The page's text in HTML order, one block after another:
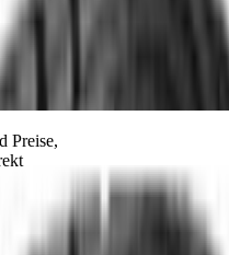
Winter 2
Preise,